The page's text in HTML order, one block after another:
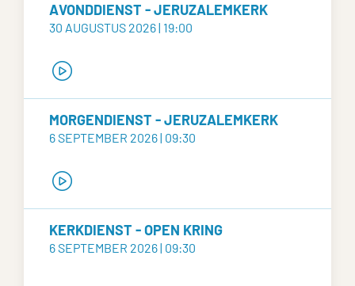
AVONDDIENST - JERUZALEMKERK
30 AUGUSTUS 2026 | 19:00
MORGENDIENST - JERUZALEMKERK
6 SEPTEMBER 2026 | 09:30
KERKDIENST - OPEN KRING
6 SEPTEMBER 2026 | 09:30